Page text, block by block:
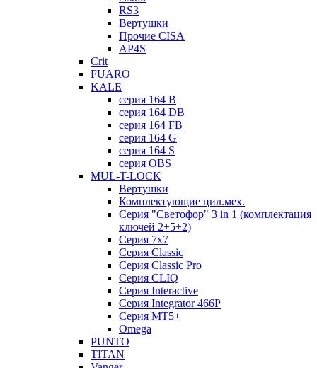
RS3
Вертушки
Прочие CISA
AP4S
Crit
FUARO
KALE
серия 164 B
серия 164 DB
серия 164 FB
серия 164 G
серия 164 S
серия OBS
MUL-T-LOCK
Вертушки
Комплектующие цил.мех.
Серия "Светофор" 3 in 1 (комплектация
ключей 2+5+2)
Серия 7х7
Серия Classic
Серия Classic Pro
Серия CLIQ
Серия Interactive
Серия Integrator 466P
Серия MT5+
Omega
PUNTO
TITAN